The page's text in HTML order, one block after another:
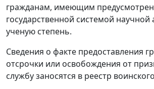
гражданам, имеющим
государственной системой научной
ученую степень.
Сведения о факте предоставления
отсрочки или освобождения от
службу заносятся в реестр